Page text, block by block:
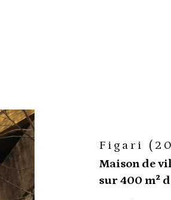
Figari
Maison de
sur 400 m²